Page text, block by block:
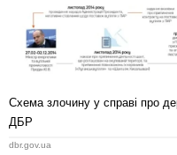
Схема злочину у справі про
ДБР
dbr.gov.ua